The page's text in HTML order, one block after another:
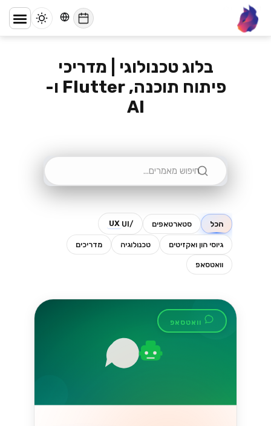
דף הבית
בלוג טכנולוגי | מדריכי
פיתוח תוכנה, Flutter ו-
AI
הכל סטארטאפים UX /UI
גיוסי הון ואקזיטים טכנולוגיה מדריכים
וואטסאפ
וואטסאפ